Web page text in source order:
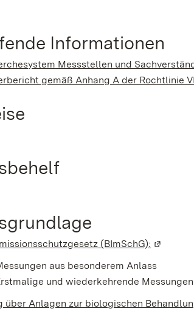
Informationen
Messstellen und
gemäß Anhang A der Rochtlinie
(BImSchG): (Wird in
aus besonderem Anlass
und wiederkehrende
über Anlagen zur biologischen